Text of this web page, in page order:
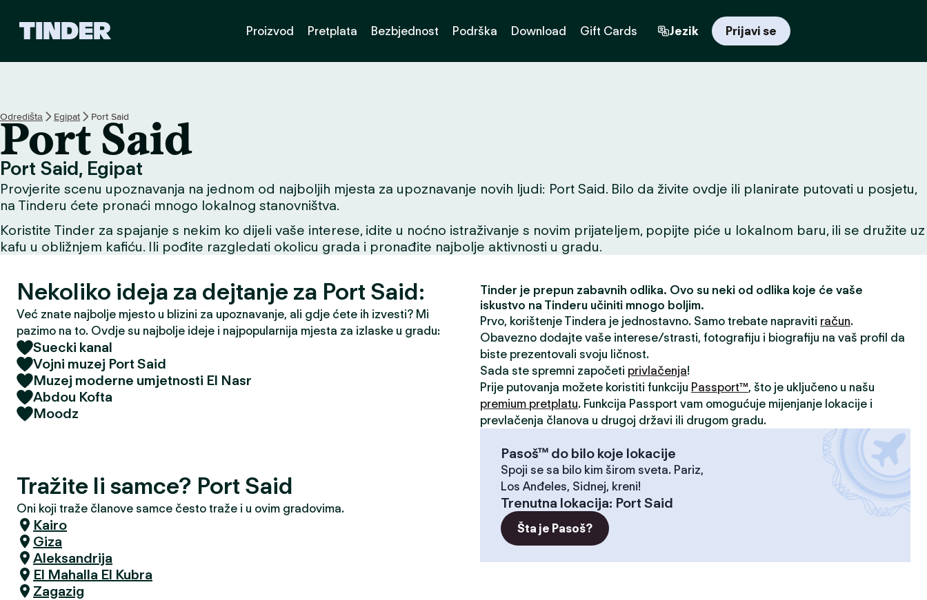
H
o
m
e
Proizvod Pretplata Bezbjednost Podrška Download Gift Cards Jezik Prijavi se
Odredištа Egipat Port Said
Port Said
Port Said, Egipat
Provjerite scenu upoznavanja na jednom od najboljih mjesta za upoznavanje novih ljudi: Port Said. Bilo da živite ovdje ili planirate putovati u posjetu,
na Tinderu ćete pronaći mnogo lokalnog stanovništva.
Koristite Tinder za spajanje s nekim ko dijeli vaše interese, idite u noćno istraživanje s novim prijateljem, popijte piće u lokalnom baru, ili se družite uz
kafu u obližnjem kafiću. Ili pođite razgledati okolicu grada i pronađite najbolje aktivnosti u gradu.
Nekoliko ideja za dejtanje za Port Said:
Već znate najbolje mjesto u blizini za upoznavanje, ali gdje ćete ih izvesti? Mi
pazimo na to. Ovdje su najbolje ideje i najpopularnija mjesta za izlaske u gradu:
Suecki kanal
Vojni muzej Port Said
Muzej moderne umjetnosti El Nasr
Abdou Kofta
Moodz
Tražite li samce? Port Said
Oni koji traže članove samce često traže i u ovim gradovima.
Kairo
Giza
Aleksandrija
El Mahalla El Kubra
Zagazig
Tinder je prepun zabavnih odlika. Ovo su neki od odlika koje će vaše
iskustvo na Tinderu učiniti mnogo boljim.
Prvo, korištenje Tindera je jednostavno. Samo trebate napraviti račun.
Obavezno dodajte vaše interese/strasti, fotografiju i biografiju na vaš profil da
biste prezentovali svoju ličnost.
Sada ste spremni započeti privlačenja!
Prije putovanja možete koristiti funkciju Passport™, što je uključeno u našu
premium pretplatu. Funkcija Passport vam omogućuje mijenjanje lokacije i
prevlačenja članova u drugoj državi ili drugom gradu.
Pasoš™ do bilo koje lokacije
Spoji se sa bilo kim širom sveta. Pariz,
Los Anđeles, Sidnej, kreni!
Trenutna lokacija: Port Said
Šta je Pasoš?